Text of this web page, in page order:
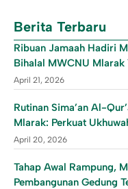
Berita Terbaru
Ribuan Jamaah Hadiri
Bihalal MWCNU Mlarak
April 21, 2026
Rutinan Sima’an Al-
Mlarak: Perkuat
April 20, 2026
Tahap Awal Rampung,
Pembangunan Gedung